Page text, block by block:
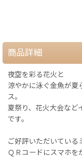
商品詳細
夜空を彩る花火と
涼やかに泳ぐ金魚が夏
ス。
夏祭り、花火大会など
です。
ご好評いただいている
ＱＲコードにスマホを